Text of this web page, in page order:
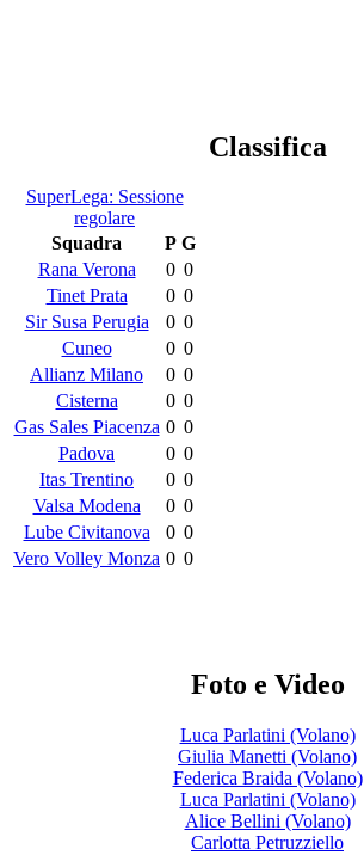
Classifica
SuperLega: Sessione
regolare
Squadra
P G
Rana Verona
0 0
Tinet Prata
0 0
Sir Susa Perugia
0 0
Cuneo
0 0
Allianz Milano
0 0
Cisterna
0 0
Gas Sales Piacenza 0 0
Padova
0 0
Itas Trentino
0 0
Valsa Modena
0 0
Lube Civitanova
0 0
Vero Volley Monza 0 0
Foto e Video
Luca Parlatini (Volano)
Giulia Manetti (Volano)
Federica Braida (Volano)
Luca Parlatini (Volano)
Alice Bellini (Volano)
Carlotta Petruzziello